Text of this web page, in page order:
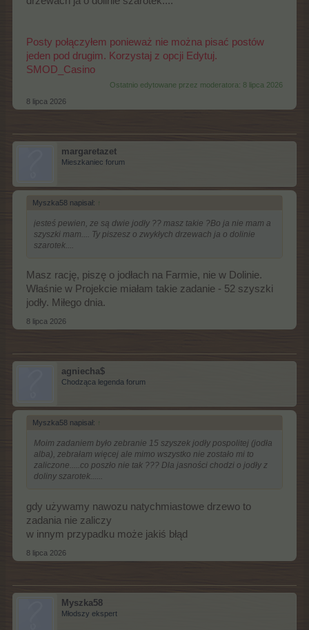
Posty połączyłem ponieważ nie można pisać postów
jeden pod drugim. Korzystaj z opcji Edytuj.
SMOD_Casino
Ostatnio edytowane przez moderatora: 8 lipca 2026
8 lipca 2026
margaretazet
Mieszkaniec forum
Myszka58 napisał: ↑
jesteś pewien, ze są dwie jodły ?? masz takie ?Bo ja nie mam a
szyszki mam.... Ty piszesz o zwykłych drzewach ja o dolinie
szarotek....
Masz rację, piszę o jodłach na Farmie, nie w Dolinie.
Właśnie w Projekcie miałam takie zadanie - 52 szyszki
jodły. Miłego dnia.
8 lipca 2026
agniecha$
Chodząca legenda forum
Myszka58 napisał: ↑
Moim zadaniem było zebranie 15 szyszek jodły pospolitej (jodła
alba), zebrałam więcej ale mimo wszystko nie zostało mi to
zaliczone.....co poszło nie tak ??? Dla jasności chodzi o jodły z
doliny szarotek......
gdy używamy nawozu natychmiastowe drzewo to
zadania nie zaliczy
w innym przypadku może jakiś błąd
8 lipca 2026
Myszka58
Młodszy ekspert